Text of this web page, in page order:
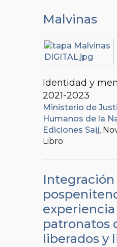
Malvinas
Identidad y
2021-2023
Ministerio de
Humanos de la
Ediciones Saij,
Libro
Integración
patronatos
liberados y